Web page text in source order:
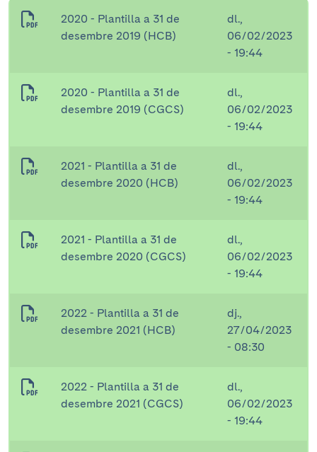
2020 - Plantilla a 31 de
desembre 2019 (HCB)
dl.,
06/02/2023
- 19:44
2020 - Plantilla a 31 de
desembre 2019 (CGCS)
dl.,
06/02/2023
- 19:44
2021 - Plantilla a 31 de
desembre 2020 (HCB)
dl.,
06/02/2023
- 19:44
2021 - Plantilla a 31 de
desembre 2020 (CGCS)
dl.,
06/02/2023
- 19:44
2022 - Plantilla a 31 de
desembre 2021 (HCB)
dj.,
27/04/2023
- 08:30
2022 - Plantilla a 31 de
desembre 2021 (CGCS)
dl.,
06/02/2023
- 19:44